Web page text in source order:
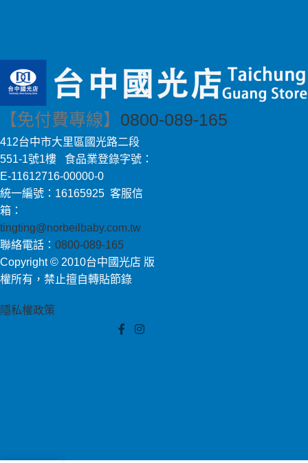
【免付費專線】 0800-089-165
412台中市大里區國光路二段
551-1號1樓 食品業登錄字號：
E-11612716-00000-0
統一編號：16165925 客服信
箱：
tingting@norbeilbaby.com.tw
聯絡電話： 0800-089-165
Copyright © 2010台中國光店 版
權所有，禁止擅自轉貼節錄
隱私權政策